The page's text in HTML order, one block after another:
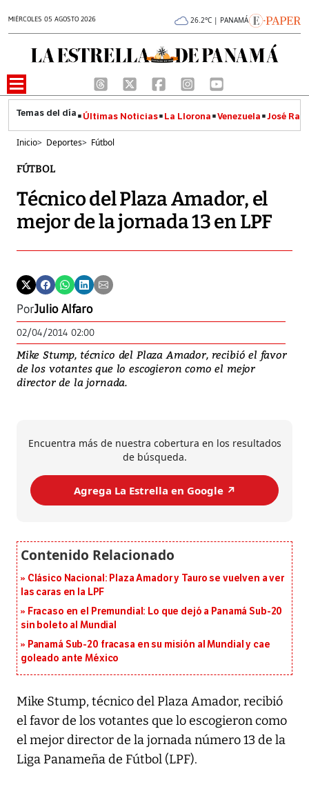
MIÉRCOLES 05 AGOSTO 2026 26.2°C | PANAMÁ
Últimas Noticias La Llorona Venezuela José
Inicio> Deportes> Fútbol
FÚTBOL
Técnico del Plaza Amador, el
mejor de la jornada 13 en LPF
PorJulio Alfaro
02/04/2014 02:00
Mike Stump, técnico del Plaza Amador, recibió el favor
de los votantes que lo escogieron como el mejor
director de la jornada.
Encuentra más de nuestra cobertura en los resultados
de búsqueda.
Agrega La Estrella en Google ↗️
Clásico Nacional: Plaza Amador y Tauro se vuelven a ver
las caras en la LPF
Fracaso en el Premundial: Lo que dejó a Panamá Sub-20
sin boleto al Mundial
Panamá Sub-20 fracasa en su misión al Mundial y cae
goleado ante México
Mike Stump, técnico del Plaza Amador, recibió
el favor de los votantes que lo escogieron como
el mejor director de la jornada número 13 de la
Liga Panameña de Fútbol (LPF).